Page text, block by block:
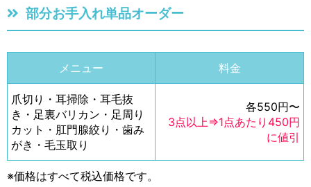
部分お手入れ単品オーダー
メニュー 料金
爪切り・耳掃除・耳毛抜
き・足裏バリカン・足周り
カット・肛門腺絞り・歯み
がき・毛玉取り
各550円〜
3点以上⇒1点あたり450円
に値引
※価格はすべて税込価格です。